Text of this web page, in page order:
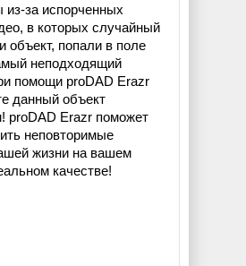
из-за испорченных
в которых случайный
объект, попали в поле
неподходящий
помощи proDAD Erazr
данный объект
proDAD Erazr поможет
неповторимые
жизни на вашем
качестве!